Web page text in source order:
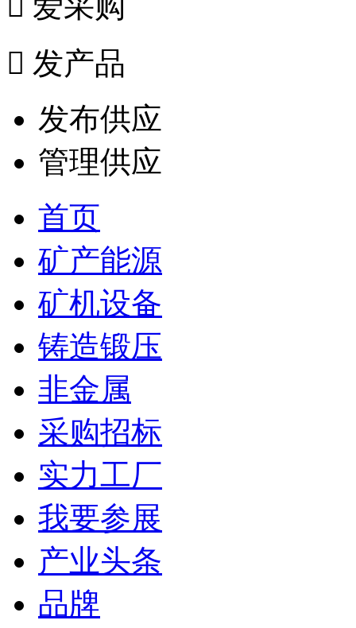
 发产品
发布供应
管理供应
首页
矿产能源
矿机设备
铸造锻压
非金属
采购招标
实力工厂
我要参展
产业头条
品牌